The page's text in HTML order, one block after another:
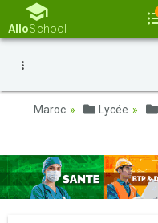
AlloSchool
Lycée